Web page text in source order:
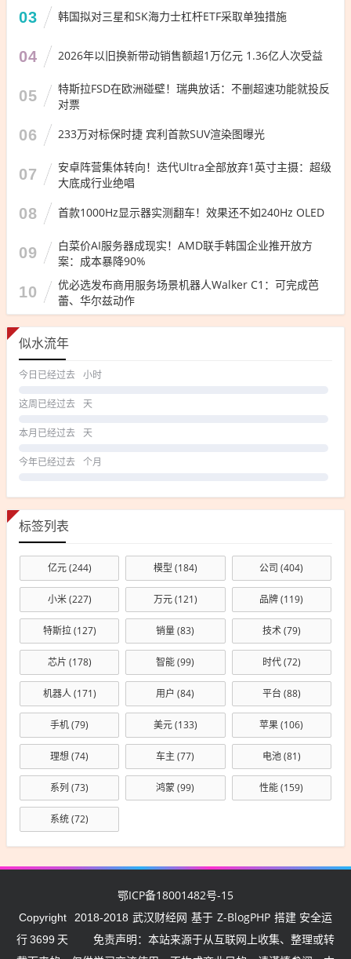
03 韩国拟对三星和SK海力士杠杆ETF采取单独措施
04 2026年以旧换新带动销售额超1万亿元 1.36亿人次受益
05
特斯拉FSD在欧洲碰壁！瑞典放话：不删超速功能就投反
对票
06 233万对标保时捷 宾利首款SUV渲染图曝光
07
安卓阵营集体转向！迭代Ultra全部放弃1英寸主摄：超级
大底成行业绝唱
08 首款1000Hz显示器实测翻车！效果还不如240Hz OLED
09
白菜价AI服务器成现实！AMD联手韩国企业推开放方
案：成本暴降90%
10
优必选发布商用服务场景机器人Walker C1：可完成芭
蕾、华尔兹动作
似水流年
今日已经过去 小时
这周已经过去 天
本月已经过去 天
今年已经过去 个月
标签列表
亿元(244) 模型 (184) 公司 (404)
小米(227) 万元(121) 品牌(119)
特斯拉(127) 销量(83) 技术(79)
芯片 (178) 智能(99) 时代(72)
机器人(171) 用户 (84) 平台 (88)
手机(79) 美元(133) 苹果(106)
理想(74) 车主 (77) 电池(81)
系列 (73) 鸿蒙(99) 性能(159)
系统(72)
鄂ICP备18001482号-15
Copyright 2018-2018 武汉财经网 基于 Z-BlogPHP 搭建 安全运
行3699 天
免责声明：本站来源于从互联网上收集、整理或转